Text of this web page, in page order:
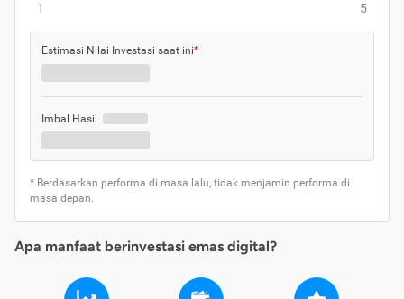
1 5
Estimasi Nilai Investasi saat ini*
Imbal Hasil
* Berdasarkan performa di masa lalu, tidak menjamin performa di
masa depan.
Apa manfaat berinvestasi emas digital?